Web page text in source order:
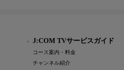
J:COM TVサービスガイド
コース案内・料金
チャンネル紹介